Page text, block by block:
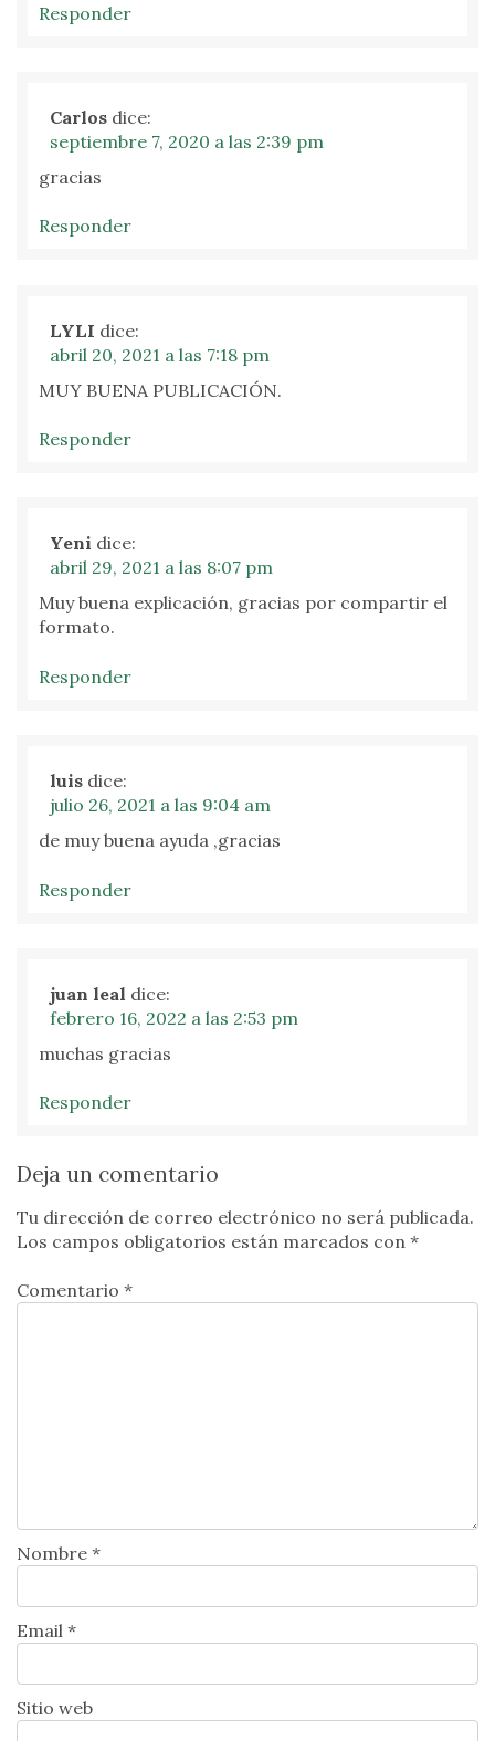
Responder
Carlos dice:
septiembre 7, 2020 a las 2:39 pm
gracias
Responder
LYLI dice:
abril 20, 2021 a las 7:18 pm
MUY BUENA PUBLICACIÓN.
Responder
Yeni dice:
abril 29, 2021 a las 8:07 pm
Muy buena explicación, gracias por compartir el
formato.
Responder
luis dice:
julio 26, 2021 a las 9:04 am
de muy buena ayuda ,gracias
Responder
juan leal dice:
febrero 16, 2022 a las 2:53 pm
muchas gracias
Responder
Deja un comentario
Tu dirección de correo electrónico no será publicada.
Los campos obligatorios están marcados con *
Comentario *
Nombre *
Email *
Sitio web